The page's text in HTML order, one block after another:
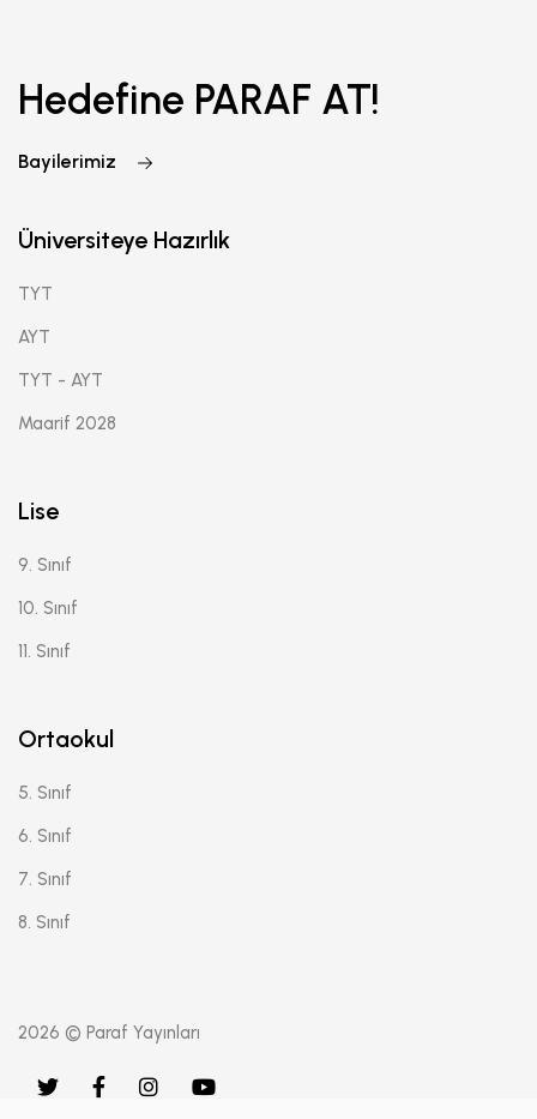
Hedefine PARAF AT!
Bayilerimiz
Üniversiteye Hazırlık
TYT
AYT
TYT - AYT
Maarif 2028
Lise
9. Sınıf
10. Sınıf
11. Sınıf
Ortaokul
5. Sınıf
6. Sınıf
7. Sınıf
8. Sınıf
2026 © Paraf Yayınları